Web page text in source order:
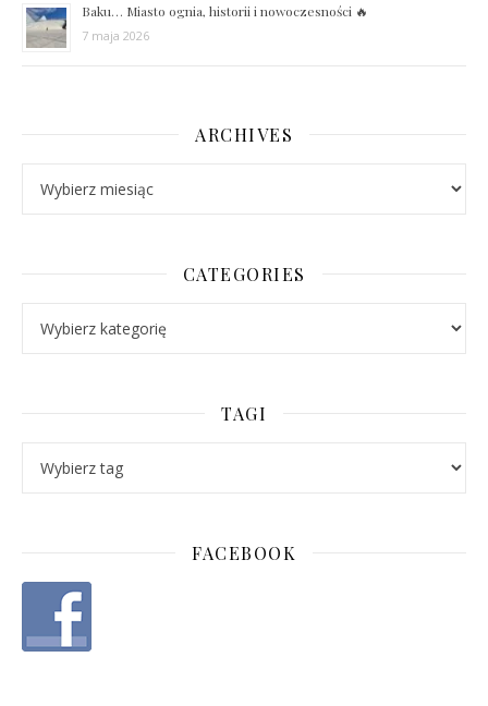
Baku… Miasto ognia, historii i nowoczesności 🔥
7 maja 2026
ARCHIVES
CATEGORIES
TAGI
FACEBOOK